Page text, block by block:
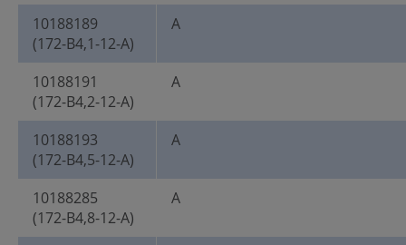
10188189
(172-B4,1-12-A)
A
10188191
(172-B4,2-12-A)
A
10188193
(172-B4,5-12-A)
A
10188285
(172-B4,8-12-A)
A